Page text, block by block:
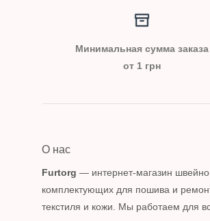
Минимальная сумма заказа
от 1 грн
О нас
Furtorg — интернет-магазин
комплектующих для пошива и
текстиля и кожи. Мы работаем для